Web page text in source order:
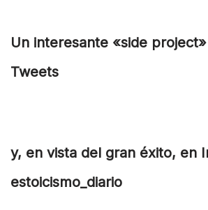
Un interesante «side
Tweets
y, en vista del gran éxito, en
estoicismo_diario